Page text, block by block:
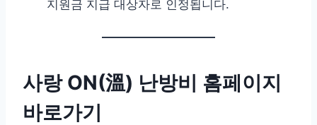
지원금 지급 대상자로 인정됩니다.
사랑 ON(溫) 난방비 홈페이지
바로가기